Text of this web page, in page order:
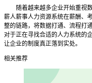
随着越来越多企业开始重视数
薪人薪事人力资源系统在薪酬、
整的链路，将数据打通、流程打
对于正在寻找合适的人力系统的
让企业的制度真正落到实处。
相关推荐